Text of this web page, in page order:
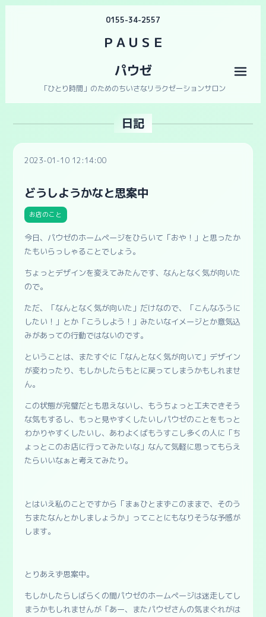
0155-34-2557
ＰＡＵＳＥ
パウゼ
「ひとり時間」のためのちいさなリラクゼーションサロン
日記
2023-01-10 12:14:00
どうしようかなと思案中
お店のこと
今日、パウゼのホームページをひらいて「おや！」と思ったか
たもいらっしゃることでしょう。
ちょっとデザインを変えてみたんです、なんとなく気が向いた
ので。
ただ、「なんとなく気が向いた」だけなので、「こんなふうに
したい！」とか「こうしよう！」みたいなイメージとか意気込
みがあっての行動ではないのです。
ということは、またすぐに「なんとなく気が向いて」デザイン
が変わったり、もしかしたらもとに戻ってしまうかもしれませ
ん。
この状態が完璧だとも思えないし、もうちょっと工夫できそう
な気もするし、もっと見やすくしたいしパウゼのことをもっと
わかりやすくしたいし、あわよくばもうすこし多くの人に「ち
ょっとこのお店に行ってみたいな」なんて気軽に思ってもらえ
たらいいなぁと考えてみたり。
とはいえ私のことですから「まぁひとまずこのままで、そのう
ちまたなんとかしましょうか」ってことにもなりそうな予感が
します。
とりあえず思案中。
もしかしたらしばらくの間パウゼのホームページは迷走してし
まうかもしれませんが「あー、またパウゼさんの気まぐれがは